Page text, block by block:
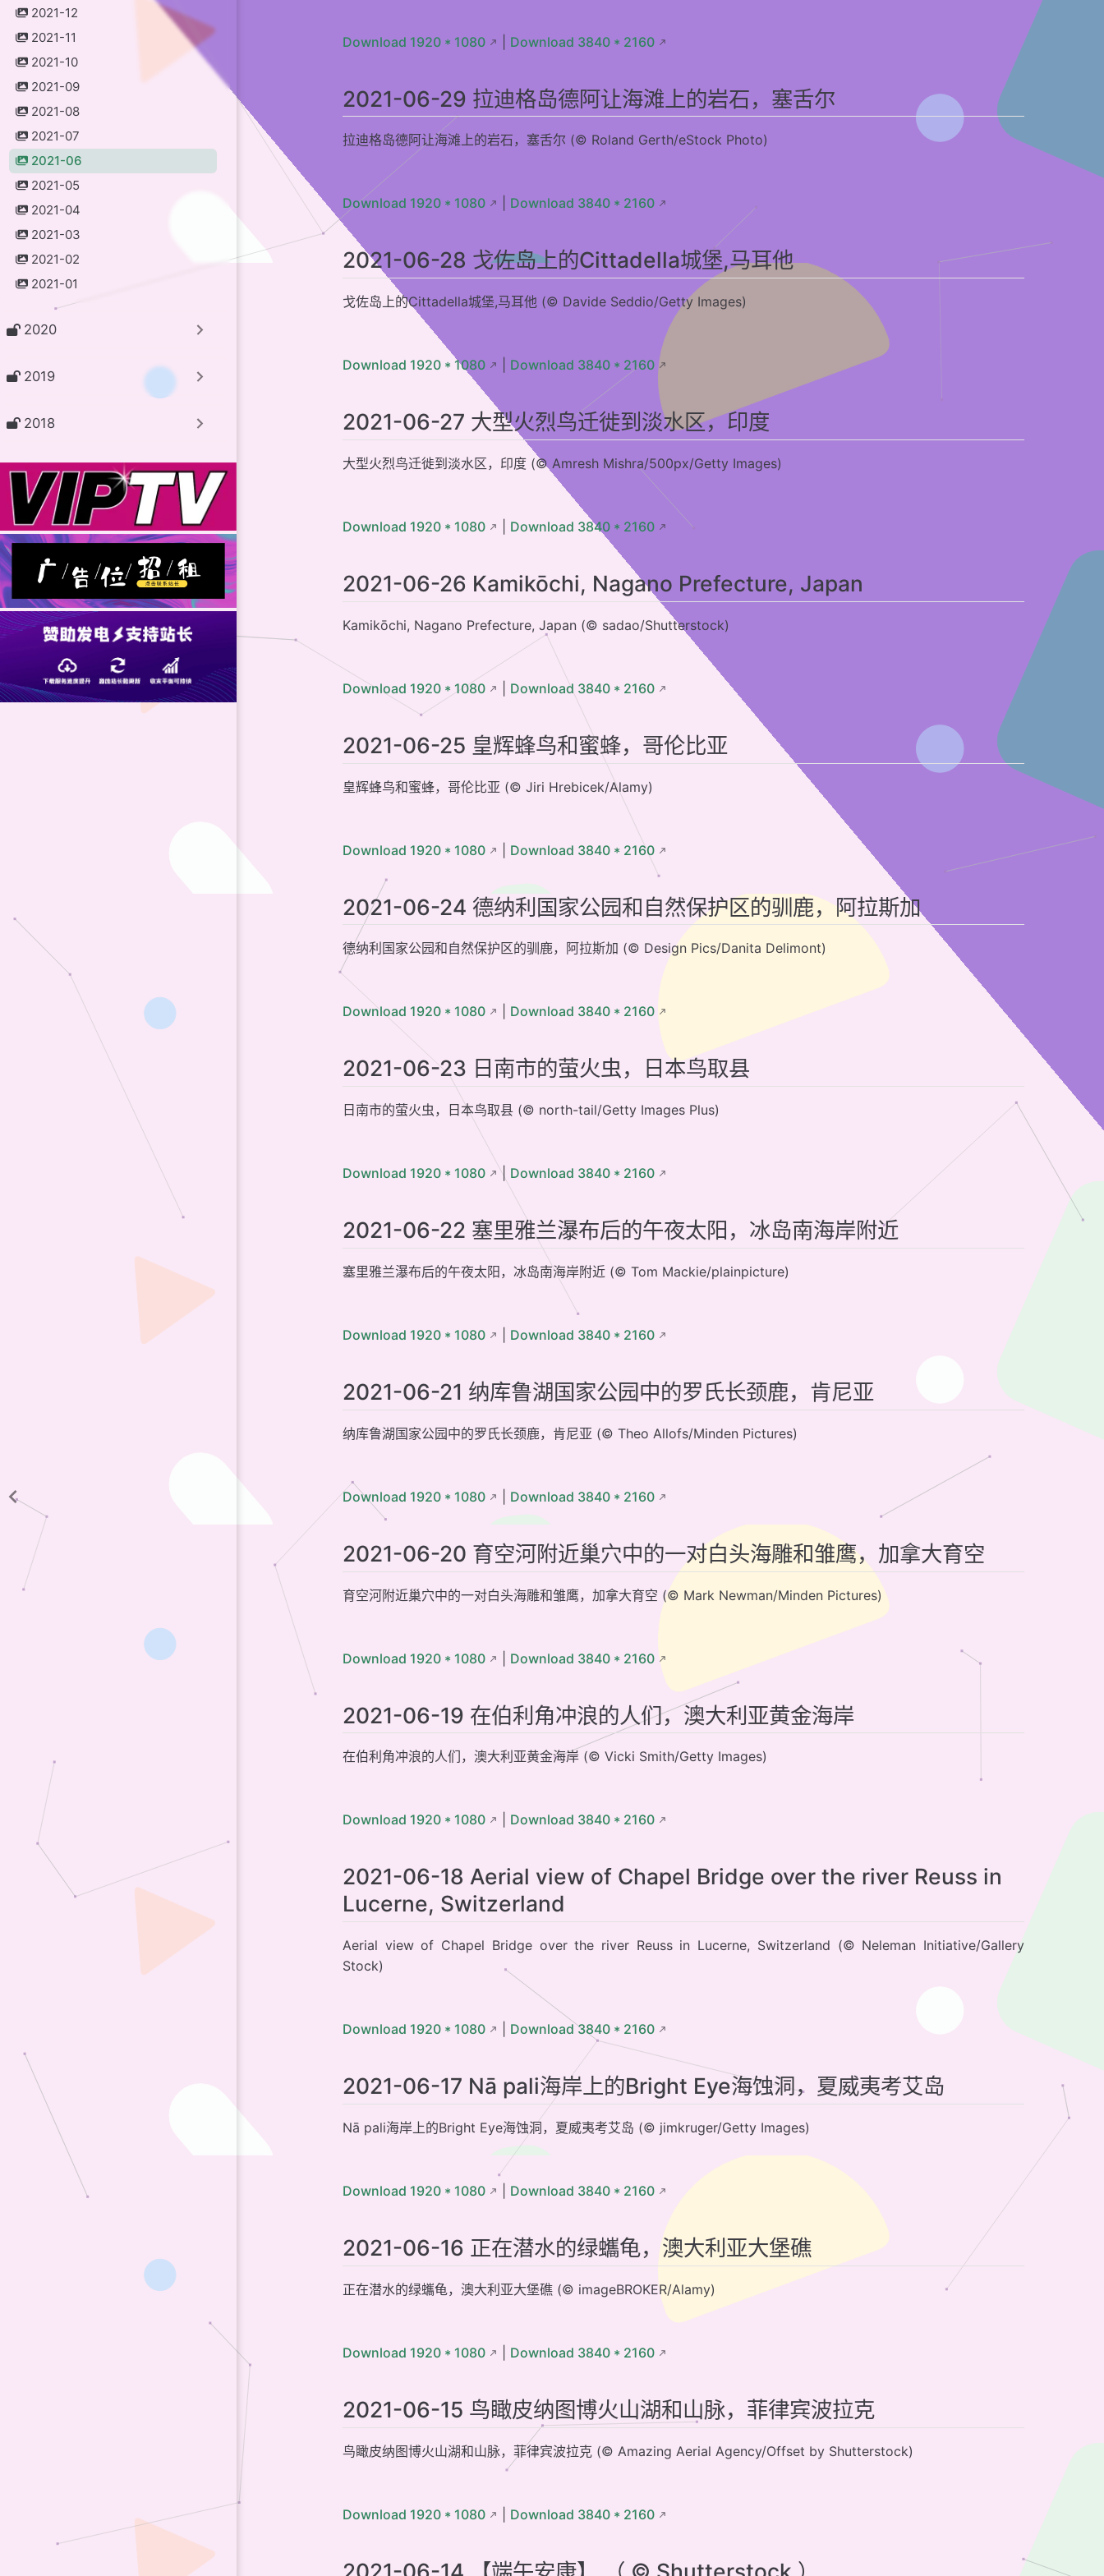
2021-12
2021-11
2021-10
2021-09
2021-08
2021-07
2021-06
2021-05
2021-04
2021-03
2021-02
2021-01
2020
2019
2018
2021-06-25 皇辉蜂鸟和蜜蜂，哥伦比亚
2021-06-23 日南市的萤火虫，日本鸟取县
2021-06-22 塞里雅兰瀑布后的午夜太阳，冰岛南海岸附近
2021-06-21 纳库鲁湖国家公园中的罗氏长颈鹿，肯尼亚
2021-06-20 育空河附近巢穴中的一对白头海雕和雏鹰，加拿大育空
2021-06-19 在伯利角冲浪的人们，澳大利亚黄金海岸
2021-06-18 Aerial view of Chapel Bridge over the river Reuss in Lucerne, Switzerland
2021-06-17 Nā pali海岸上的Bright Eye海蚀洞，夏威夷考艾岛
2021-06-16 正在潜水的绿蠵龟，澳大利亚大堡礁
2021-06-15 鸟瞰皮纳图博火山湖和山脉，菲律宾波拉克
2021-06-14 【端午安康】 （ © Shutterstock ）
2021-06-13 北方针叶林中的欧洲棕熊幼崽，芬兰
2021-06-12 大弯国家公园中里奥格兰德河的景色，德克萨斯州
2021-06-11 格伦·埃蒂夫盛开着石南花的小湖，苏格兰
2021-06-10 2012年5月20日新墨西哥上空的日环食
2021-06-09 埃尔瓦什附近的格拉萨圣母堡，葡萄牙
2021-06-08 加利福尼亚湾中数千条杰克鱼成群游动，墨西哥普尔莫角国家公园
2021-06-06 阿罗芒什莱班的桑树港，法国诺曼底
2021-06-05 La Selva生物站热带雨林树冠上的黑嘴巨嘴鸟，哥斯达黎加
2021-06-04 法国西南部阿卡雄湾的皮拉沙丘
2021-06-03 斯洛文尼亚索奇河上的木制吊桥上骑自行车的人的鸟瞰图
2021-06-02 埃托沙国家公园内一处水坑附近的跳羚，纳米比亚
2021-06-01 鸟瞰罗卡附近的Grotta della Poesia，意大利莱切
Download 1920 * 1080 Download 3840 * 2160
2021-06-29 拉迪格岛德阿让海滩上的岩石，塞舌尔
拉迪格岛德阿让海滩上的岩石，塞舌尔 (© Roland Gerth/eStock Photo)
Download 1920 * 1080 Download 3840 * 2160
2021-06-28 戈佐岛上的Cittadella城堡,马耳他
戈佐岛上的Cittadella城堡,马耳他 (© Davide Seddio/Getty Images)
Download 1920 * 1080 Download 3840 * 2160
2021-06-27 大型火烈鸟迁徙到淡水区，印度
大型火烈鸟迁徙到淡水区，印度 (© Amresh Mishra/500px/Getty Images)
Download 1920 * 1080 Download 3840 * 2160
2021-06-26 Kamikōchi, Nagano Prefecture, Japan
Kamikōchi, Nagano Prefecture, Japan (© sadao/Shutterstock)
Download 1920 * 1080 Download 3840 * 2160
2021-06-25 皇辉蜂鸟和蜜蜂，哥伦比亚
皇辉蜂鸟和蜜蜂，哥伦比亚 (© Jiri Hrebicek/Alamy)
Download 1920 * 1080 Download 3840 * 2160
2021-06-24 德纳利国家公园和自然保护区的驯鹿，阿拉斯加
德纳利国家公园和自然保护区的驯鹿，阿拉斯加 (© Design Pics/Danita Delimont)
Download 1920 * 1080 Download 3840 * 2160
2021-06-23 日南市的萤火虫，日本鸟取县
日南市的萤火虫，日本鸟取县 (© north-tail/Getty Images Plus)
Download 1920 * 1080 | Download 3840 * 2160
2021-06-22 塞里雅兰瀑布后的午夜太阳，冰岛南海岸附近
塞里雅兰瀑布后的午夜太阳，冰岛南海岸附近 (© Tom Mackie/plainpicture)
Download 1920 * 1080 Download 3840 * 2160
2021-06-21 纳库鲁湖国家公园中的罗氏长颈鹿，肯尼亚
纳库鲁湖国家公园中的罗氏长颈鹿，肯尼亚 (© Theo Allofs/Minden Pictures)
Download 1920 * 1080 Download 3840 * 2160
2021-06-20 育空河附近巢穴中的一对白头海雕和雏鹰，加拿大育空
育空河附近巢穴中的一对白头海雕和雏鹰，加拿大育空 (© Mark Newman/Minden Pictures)
Download 1920 * 1080 Download 3840 * 2160
2021-06-19 在伯利角冲浪的人们，澳大利亚黄金海岸
在伯利角冲浪的人们，澳大利亚黄金海岸 (© Vicki Smith/Getty Images)
Download 1920 * 1080 Download 3840 * 2160
2021-06-18 Aerial view of Chapel Bridge over the river Reuss in
Lucerne, Switzerland
Aerial view of Chapel Bridge over the river Reuss in Lucerne, Switzerland (© Neleman Initiative/Gallery
Stock)
Download 1920 * 1080 Download 3840 * 2160
2021-06-17 Nā pali海岸上的Bright Eye海蚀洞，夏威夷考艾岛
Nā pali海岸上的Bright Eye海蚀洞，夏威夷考艾岛 (© jimkruger/Getty Images)
Download 1920 * 1080 Download 3840 * 2160
2021-06-16 正在潜水的绿蠵龟，澳大利亚大堡礁
正在潜水的绿蠵龟，澳大利亚大堡礁 (© imageBROKER/Alamy)
Download 1920 * 1080 Download 3840 * 2160
2021-06-15 鸟瞰皮纳图博火山湖和山脉，菲律宾波拉克
鸟瞰皮纳图博火山湖和山脉，菲律宾波拉克 (© Amazing Aerial Agency/Offset by Shutterstock)
Download 1920 * 1080 Download 3840 * 2160
2021-06-14 【端午安康】 （ © Shutterstock ）